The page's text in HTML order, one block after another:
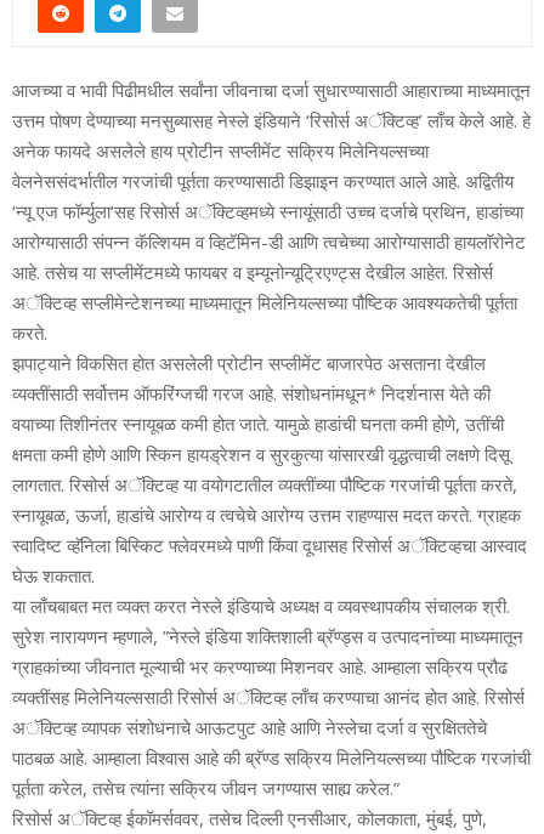
आजच्‍या व भावी पिढीमधील सर्वांना जीवनाचा दर्जा सुधारण्‍यासाठी आहाराच्‍या माध्‍यमातून
उत्तम पोषण देण्‍याच्‍या मनसुब्‍यासह नेस्‍ले इंडियाने ‘रिसोर्स अॅक्टिव्‍ह’ लाँच केले आहे. हे
अनेक फायदे असलेले हाय प्रोटीन सप्‍लीमेंट सक्रिय मिलेनियल्‍सच्‍या
वेलनेससंदर्भातील गरजांची पूर्तता करण्‍यासाठी डिझाइन करण्‍यात आले आहे. अद्वितीय
‘न्‍यू एज फॉर्म्‍युला’सह रिसोर्स अॅक्टिव्‍हमध्‍ये स्‍नायूंसाठी उच्‍च दर्जाचे प्रथिन, हाडांच्‍या
आरोग्‍यासाठी संपन्न कॅल्शियम व व्हिटॅमिन-डी आणि त्‍वचेच्‍या आरोग्‍यासाठी हायलॉरोनेट
आहे. तसेच या सप्‍लीमेंटमध्‍ये फायबर व इम्‍यूनोन्‍यूट्रिएण्‍ट्स देखील आहेत. रिसोर्स
अॅक्टिव्‍ह सप्‍लीमेन्‍टेशनच्‍या माध्यमातून मिलेनियल्‍सच्‍या पौष्टिक आवश्‍यकतेची पूर्तता
करते.
झपाट्याने विकसित होत असलेली प्रोटीन सप्‍लीमेंट बाजारपेठ असताना देखील
व्‍यक्‍तींसाठी सर्वोत्तम ऑफरिंग्‍जची गरज आहे. संशोधनांमधून* निदर्शनास येते की
वयाच्‍या तिशीनंतर स्‍नायूबळ कमी होत जाते. यामुळे हाडांची घनता कमी होणे, उतींची
क्षमता कमी होणे आणि स्किन हायड्रेशन व सुरकुत्‍या यांसारखी वृद्धत्‍वाची लक्षणे दिसू
लागतात. रिसोर्स अॅक्टिव्‍ह या वयोगटातील व्‍यक्‍तींच्‍या पौष्टिक गरजांची पूर्तता करते,
स्‍नायूबळ, ऊर्जा, हाडांचे आरोग्‍य व त्‍वचेचे आरोग्‍य उत्तम राहण्‍यास मदत करते. ग्राहक
स्‍वादिष्‍ट व्‍हॅनिला बिस्किट फ्लेवरमध्‍ये पाणी किंवा दूधासह रिसोर्स अॅक्टिव्‍हचा आस्‍वाद
घेऊ शकतात.
या लाँचबाबत मत व्‍यक्‍त करत नेस्‍ले इंडियाचे अध्‍यक्ष व व्‍यवस्‍थापकीय संचालक श्री.
सुरेश नारायणन म्‍हणाले, ”नेस्‍ले इंडिया शक्तिशाली ब्रॅण्‍ड्स व उत्‍पादनांच्‍या माध्‍यमातून
ग्राहकांच्‍या जीवनात मूल्‍याची भर करण्‍याच्‍या मिशनवर आहे. आम्‍हाला सक्रिय प्रौढ
व्‍यक्‍तींसह मिलेनियल्‍ससाठी रिसोर्स अॅक्टिव्‍ह लाँच करण्‍याचा आनंद होत आहे. रिसोर्स
अॅक्टिव्‍ह व्‍यापक संशोधनाचे आऊटपुट आहे आणि नेस्‍लेचा दर्जा व सुरक्षिततेचे
पाठबळ आहे. आम्‍हाला विश्‍वास आहे की ब्रॅण्‍ड सक्रिय मिलेनियल्‍सच्‍या पौष्टिक गरजांची
पूर्तता करेल, तसेच त्‍यांना सक्रिय जीवन जगण्‍यास साह्य करेल.”
रिसोर्स अॅक्टिव्‍ह ईकॉमर्सववर, तसेच दिल्‍ली एनसीआर, कोलकाता, मुंबई, पुणे,